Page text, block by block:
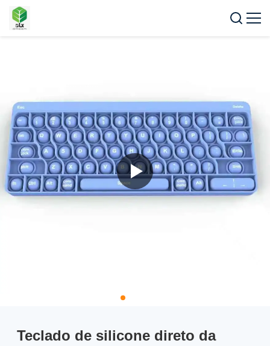
Teclado de silicone direto da